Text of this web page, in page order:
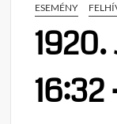
ESEMÉNY
1920.
16:32